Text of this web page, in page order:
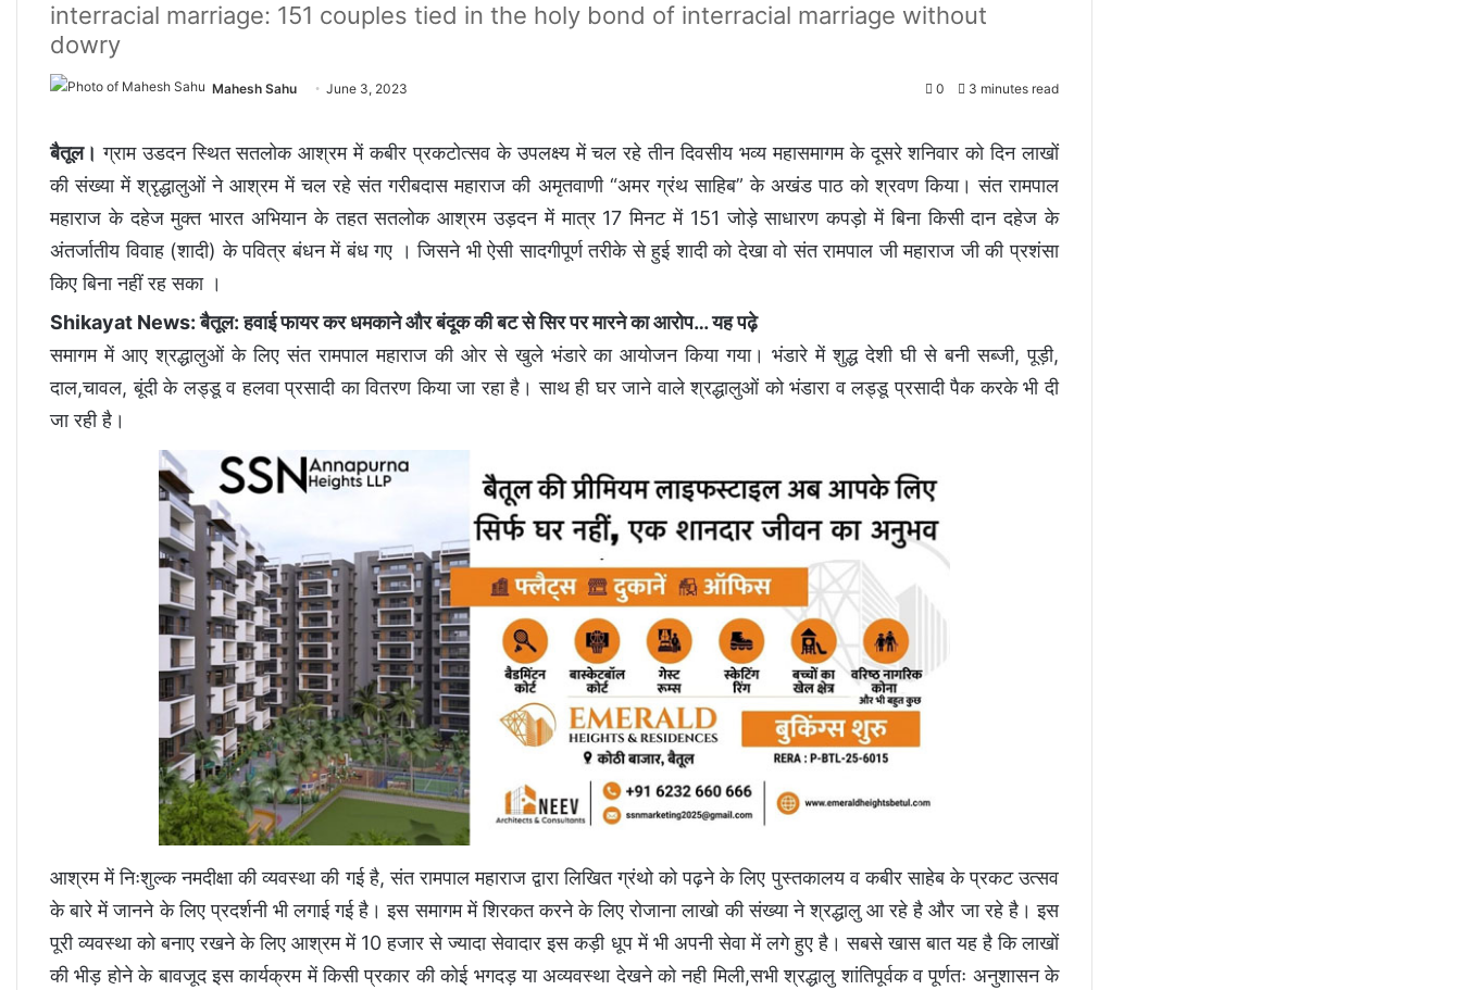
interracial marriage: 151 couples tied in the holy bond of interracial marriage without
dowry
Mahesh Sahu June 3, 2023 0 3 minutes read
बैतूल। ग्राम उडदन स्थित सतलोक आश्रम में कबीर प्रकटोत्सव के उपलक्ष्य में चल रहे तीन दिवसीय भव्य महासमागम के दूसरे शनिवार को दिन लाखों
की संख्या में श्रृद्धालुओं ने आश्रम में चल रहे संत गरीबदास महाराज की अमृतवाणी “अमर ग्रंथ साहिब” के अखंड पाठ को श्रवण किया। संत रामपाल
महाराज के दहेज मुक्त भारत अभियान के तहत सतलोक आश्रम उड़दन में मात्र 17 मिनट में 151 जोड़े साधारण कपड़ो में बिना किसी दान दहेज के
अंतर्जातीय विवाह (शादी) के पवित्र बंधन में बंध गए । जिसने भी ऐसी सादगीपूर्ण तरीके से हुई शादी को देखा वो संत रामपाल जी महाराज जी की प्रशंसा
किए बिना नहीं रह सका ।
Shikayat News: बैतूल: हवाई फायर कर धमकाने और बंदूक की बट से सिर पर मारने का आरोप… यह पढ़े
समागम में आए श्रद्धालुओं के लिए संत रामपाल महाराज की ओर से खुले भंडारे का आयोजन किया गया। भंडारे में शुद्ध देशी घी से बनी सब्जी, पूड़ी,
दाल,चावल, बूंदी के लड्डू व हलवा प्रसादी का वितरण किया जा रहा है। साथ ही घर जाने वाले श्रद्धालुओं को भंडारा व लड्डू प्रसादी पैक करके भी दी
जा रही है।
आश्रम में निःशुल्क नमदीक्षा की व्यवस्था की गई है, संत रामपाल महाराज द्वारा लिखित ग्रंथो को पढ़ने के लिए पुस्तकालय व कबीर साहेब के प्रकट उत्सव
के बारे में जानने के लिए प्रदर्शनी भी लगाई गई है। इस समागम में शिरकत करने के लिए रोजाना लाखो की संख्या ने श्रद्धालु आ रहे है और जा रहे है। इस
पूरी व्यवस्था को बनाए रखने के लिए आश्रम में 10 हजार से ज्यादा सेवादार इस कड़ी धूप में भी अपनी सेवा में लगे हुए है। सबसे खास बात यह है कि लाखों
की भीड़ होने के बावजूद इस कार्यक्रम में किसी प्रकार की कोई भगदड़ या अव्यवस्था देखने को नही मिली,सभी श्रद्धालु शांतिपूर्वक व पूर्णतः अनुशासन के